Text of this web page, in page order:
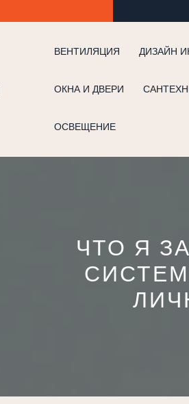
ВЕНТИЛЯЦИЯ ДИЗАЙН
ОКНА И ДВЕРИ
ОСВЕЩЕНИЕ
ЧТО Я